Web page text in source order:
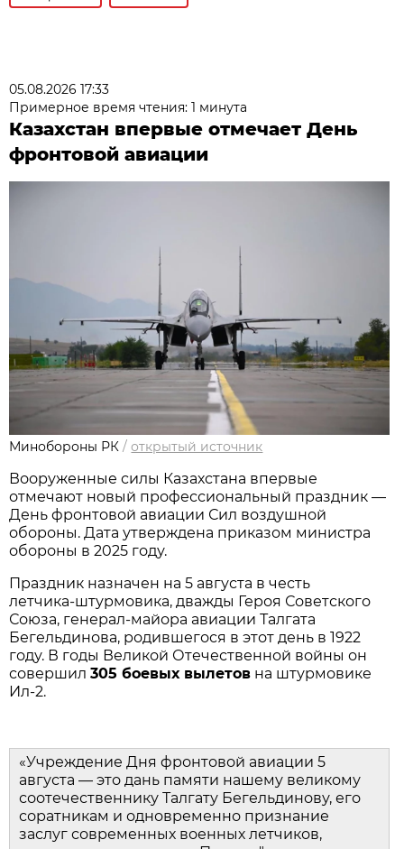
05.08.2026 17:33
Примерное время чтения: 1 минута
Казахстан впервые отмечает День
фронтовой авиации
Минобороны РК /открытый источник
Вооруженные силы Казахстана впервые
отмечают новый профессиональный праздник —
День фронтовой авиации Сил воздушной
обороны. Дата утверждена приказом министра
обороны в 2025 году.
Праздник назначен на 5 августа в честь
летчика‑штурмовика, дважды Героя Советского
Союза, генерал‑майора авиации Талгата
Бегельдинова, родившегося в этот день в 1922
году. В годы Великой Отечественной войны он
совершил 305 боевых вылетов на штурмовике
Ил‑2.
«Учреждение Дня фронтовой авиации 5
августа — это дань памяти нашему великому
соотечественнику Талгату Бегельдинову, его
соратникам и одновременно признание
заслуг современных военных летчиков,